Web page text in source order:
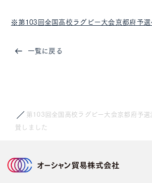
公式 Instagram
※第103回全国高校ラグビー大会京都府予選
一覧に戻る
第103回全国高校ラグビー大会京都府予
賛しました